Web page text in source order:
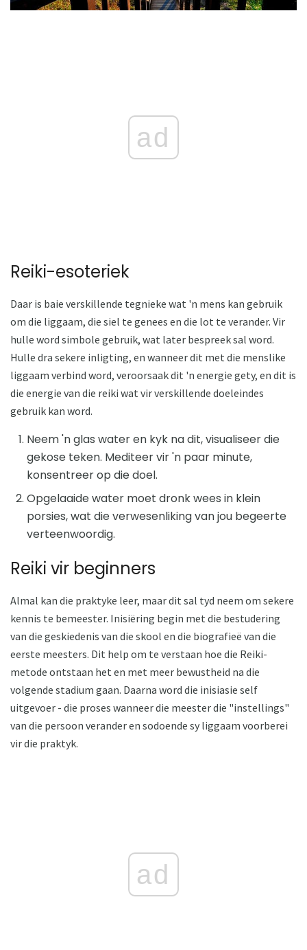
ad
Reiki-esoteriek
Daar is baie verskillende tegnieke wat 'n mens kan gebruik
om die liggaam, die siel te genees en die lot te verander. Vir
hulle word simbole gebruik, wat later bespreek sal word.
Hulle dra sekere inligting, en wanneer dit met die menslike
liggaam verbind word, veroorsaak dit 'n energie gety, en dit is
die energie van die reiki wat vir verskillende doeleindes
gebruik kan word.
Neem 'n glas water en kyk na dit, visualiseer die
gekose teken. Mediteer vir 'n paar minute,
konsentreer op die doel.
Opgelaaide water moet dronk wees in klein
porsies, wat die verwesenliking van jou begeerte
verteenwoordig.
Reiki vir beginners
Almal kan die praktyke leer, maar dit sal tyd neem om sekere
kennis te bemeester. Inisiëring begin met die bestudering
van die geskiedenis van die skool en die biografieë van die
eerste meesters. Dit help om te verstaan ​​hoe die Reiki-
metode ontstaan ​​het en met meer bewustheid na die
volgende stadium gaan. Daarna word die inisiasie self
uitgevoer - die proses wanneer die meester die "instellings"
van die persoon verander en sodoende sy liggaam voorberei
vir die praktyk.
ad